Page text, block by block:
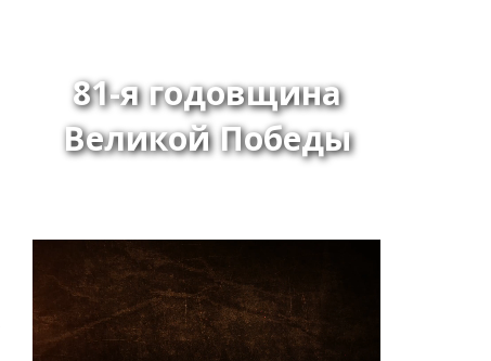
81-я годовщина
Великой Победы